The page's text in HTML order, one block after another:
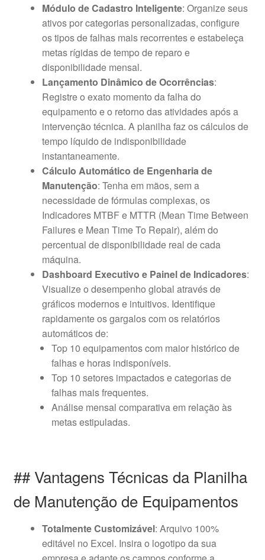
Módulo de Cadastro Inteligente: Organize seus
ativos por categorias personalizadas, configure
os tipos de falhas mais recorrentes e estabeleça
metas rígidas de tempo de reparo e
disponibilidade mensal.
Lançamento Dinâmico de Ocorrências:
Registre o exato momento da falha do
equipamento e o retorno das atividades após a
intervenção técnica. A planilha faz os cálculos de
tempo líquido de indisponibilidade
instantaneamente.
Cálculo Automático de Engenharia de
Manutenção: Tenha em mãos, sem a
necessidade de fórmulas complexas, os
Indicadores MTBF e MTTR (Mean Time Between
Failures e Mean Time To Repair), além do
percentual de disponibilidade real de cada
máquina.
Dashboard Executivo e Painel de Indicadores:
Visualize o desempenho global através de
gráficos modernos e intuitivos. Identifique
rapidamente os gargalos com os relatórios
automáticos de:
Top 10 equipamentos com maior histórico de
falhas e horas indisponíveis.
Top 10 setores impactados e categorias de
falhas mais frequentes.
Análise mensal comparativa em relação às
metas estipuladas.
## Vantagens Técnicas da Planilha
de Manutenção de Equipamentos
Totalmente Customizável: Arquivo 100%
editável no Excel. Insira o logotipo da sua